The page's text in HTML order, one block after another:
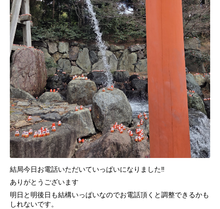
結局今日お電話いただいていっぱいになりました‼️
ありがとうございます
明日と明後日も結構いっぱいなのでお電話頂くと調整できるかも
しれないです。